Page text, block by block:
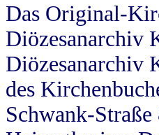
Das Original-
Diözesanarchiv
Diözesanarchiv
des
Schwank-